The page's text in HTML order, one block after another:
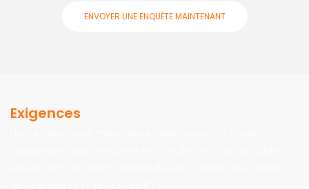
ENVOYER UNE ENQUÊTE MAINTENANT
Exigences